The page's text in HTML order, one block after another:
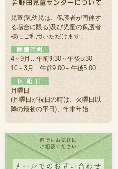
児童(乳幼児は、保護者が同伴す
る場合に限る)及び児童の保護者
様にご利用いただけます。
4～9月…午前9:30～午後5:30
10～3月…午前9:00～午後5:00
月曜日
(月曜日が祝日の時は、火曜日以
降の最初の平日)、年末年始